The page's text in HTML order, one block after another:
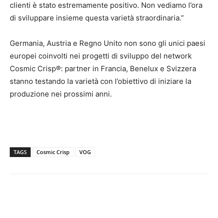
clienti è stato estremamente positivo. Non vediamo l’ora
di sviluppare insieme questa varietà straordinaria.”
Germania, Austria e Regno Unito non sono gli unici paesi
europei coinvolti nei progetti di sviluppo del network
Cosmic Crisp®: partner in Francia, Benelux e Svizzera
stanno testando la varietà con l’obiettivo di iniziare la
produzione nei prossimi anni.
TAGS Cosmic Crisp VOG